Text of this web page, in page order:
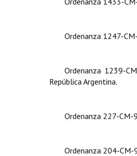
Ordenanza 1247-
Ordenanza 1239-
República Argentina.
Ordenanza 227-
Ordenanza 204-